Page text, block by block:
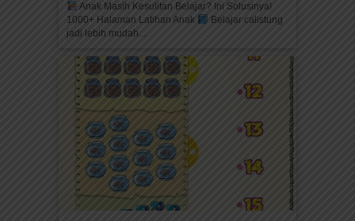
Anak Masih Kesulitan Belajar? Ini Solusinya!
1000+ Halaman Latihan Anak
Belajar calistung
jadi lebih mudah...